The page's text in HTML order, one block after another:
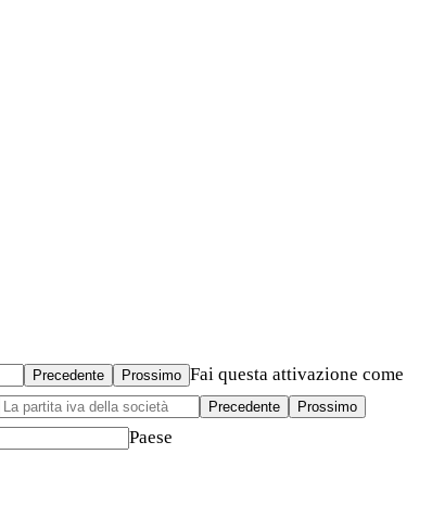
Precedente Prossimo Fai questa attivazione come
Precedente Prossimo
Paese